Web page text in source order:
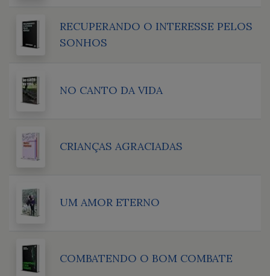
RECUPERANDO O INTERESSE PELOS
SONHOS
NO CANTO DA VIDA
CRIANÇAS AGRACIADAS
UM AMOR ETERNO
COMBATENDO O BOM COMBATE